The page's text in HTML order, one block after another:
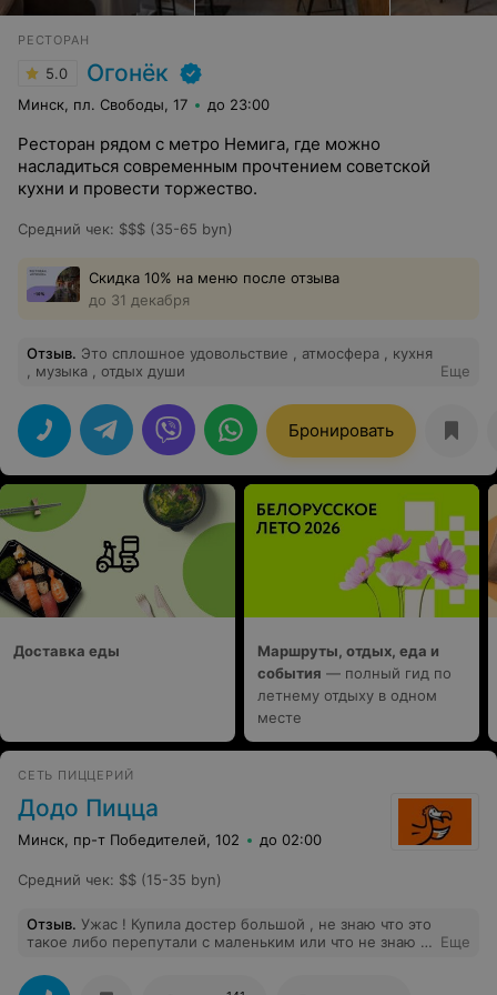
РЕСТОРАН
5.0 Огонёк
Минск, пл. Свободы, 17 до 23:00
Ресторан рядом с метро Немига, где можно
насладиться современным прочтением советской
кухни и провести торжество.
Средний чек: $$$ (35-65 byn)
Скидка 10% на меню после отзыва
до 31 декабря
Отзыв. Это сплошное удовольствие , атмосфера , кухня
, музыка , отдых души
Еще
Бронировать
Доставка еды
Маршруты, отдых, еда и
события — полный гид по
летнему отдыху в одном
месте
СЕТЬ ПИЦЦЕРИЙ
Додо Пицца
Минск, пр-т Победителей, 102 до 02:00
Средний чек: $$ (15-35 byn)
Отзыв. Ужас ! Купила достер большой , не знаю что это
такое либо перепутали с маленьким или что не знаю ,
ожидание и реальность , заказывала на белградской 4
Еще